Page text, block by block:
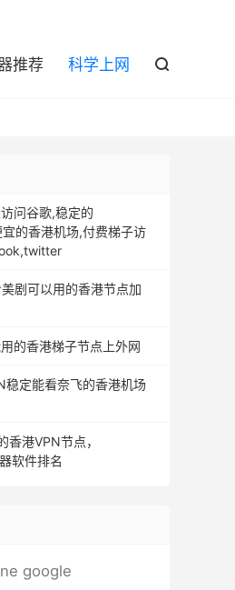
推荐 科学上网 
问谷歌,稳定的
的香港机场,付费梯子访
剧可以用的香港节点加
的香港梯子节点上外网
定能看奈飞的香港机场
香港VPN节点，
软件排名
google